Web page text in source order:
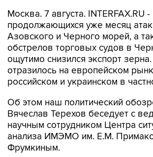
Азовского и Черного морей, а
обстрелов торговых судов в
ощутимо снизился экспорт зерна.
отразилось на европейском
российском и украинском в
Об этом наш политический
научным сотрудником Центра
анализа ИМЭМО им. Е.М.
Фрумкиным.
Последствия - в цифрах